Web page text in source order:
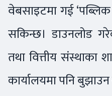
वेबसाइटमा गई ‘पब्लिक
सकिन्छ। डाउनलोड
तथा वित्तीय संस्थाका
कार्यालयमा पनि